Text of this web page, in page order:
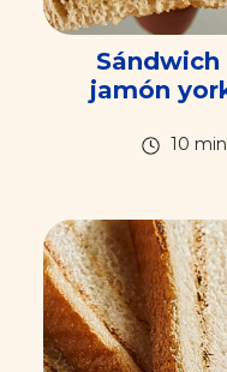
jamón
10 min